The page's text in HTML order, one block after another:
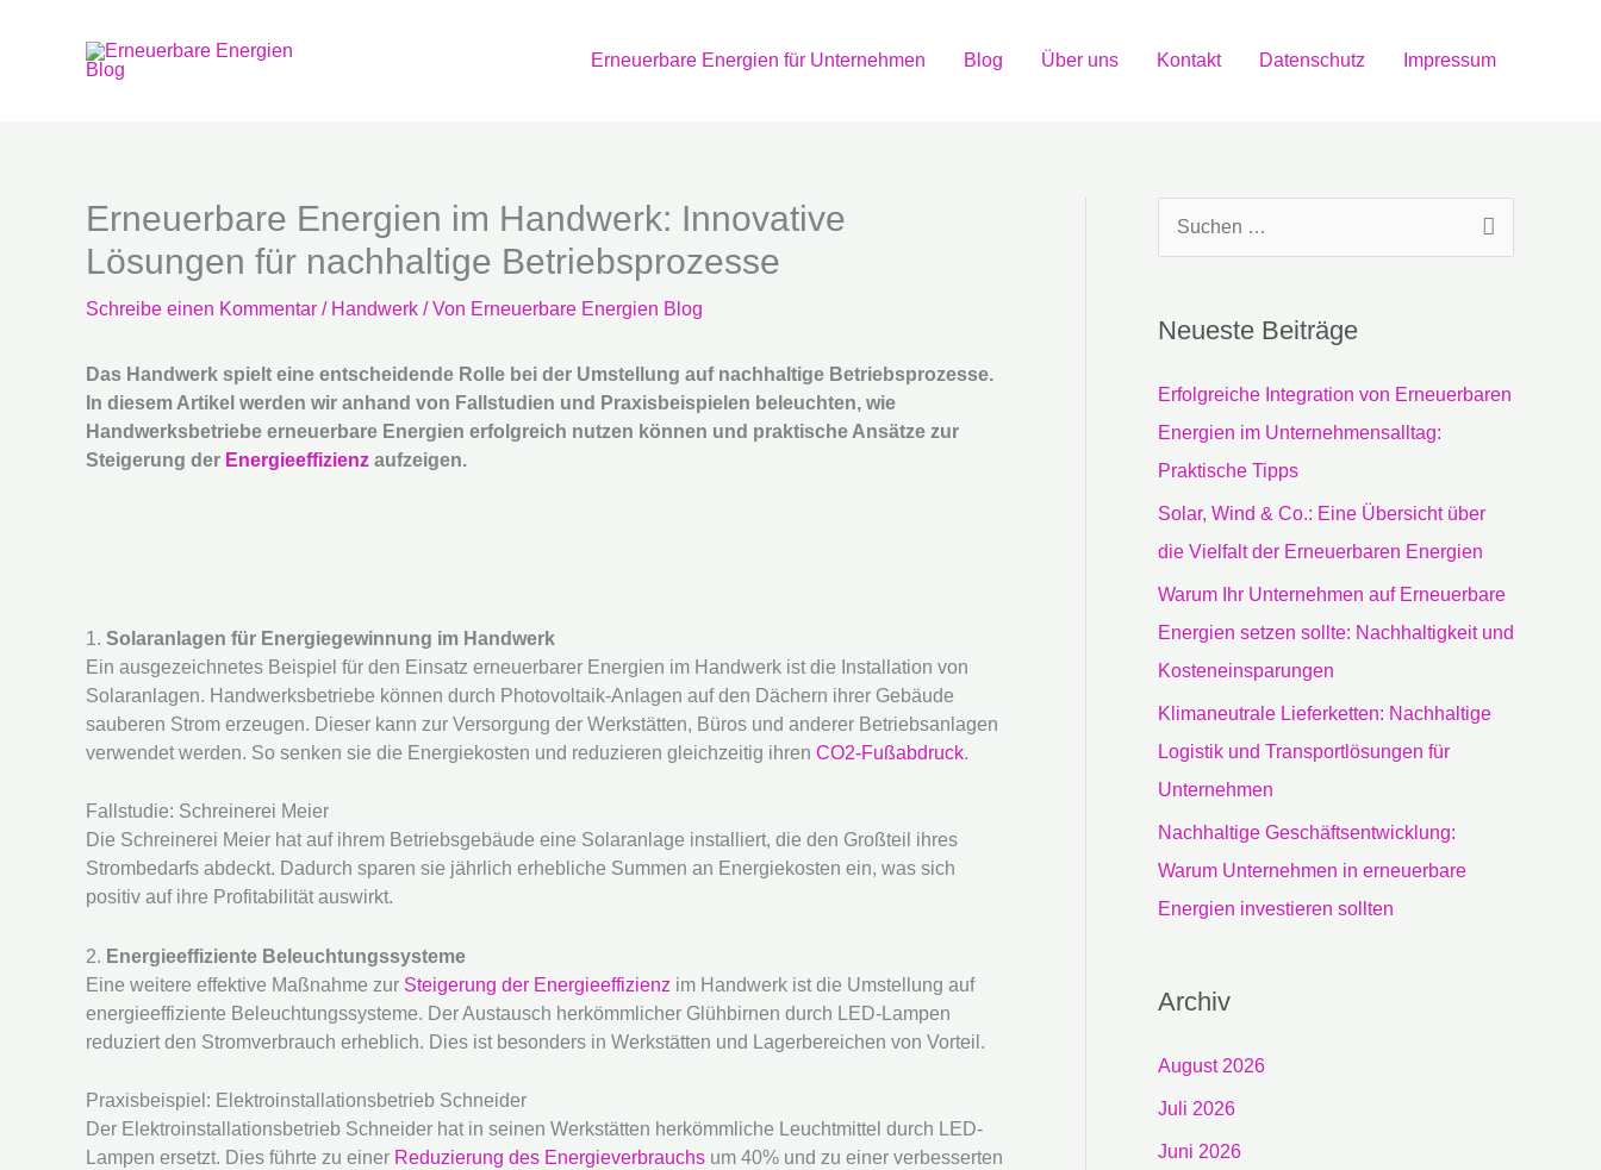
Erneuerbare Energien für Unternehmen Blog Über uns Kontakt Datenschutz Impressum
Erneuerbare Energien im Handwerk: Innovative
Lösungen für nachhaltige Betriebsprozesse
Schreibe einen Kommentar / Handwerk / Von Erneuerbare Energien Blog
Das Handwerk spielt eine entscheidende Rolle bei der Umstellung auf nachhaltige Betriebsprozesse.
In diesem Artikel werden wir anhand von Fallstudien und Praxisbeispielen beleuchten, wie
Handwerksbetriebe erneuerbare Energien erfolgreich nutzen können und praktische Ansätze zur
Steigerung der Energieeffizienz aufzeigen.
1. Solaranlagen für Energiegewinnung im Handwerk
Ein ausgezeichnetes Beispiel für den Einsatz erneuerbarer Energien im Handwerk ist die Installation von
Solaranlagen. Handwerksbetriebe können durch Photovoltaik-Anlagen auf den Dächern ihrer Gebäude
sauberen Strom erzeugen. Dieser kann zur Versorgung der Werkstätten, Büros und anderer Betriebsanlagen
verwendet werden. So senken sie die Energiekosten und reduzieren gleichzeitig ihren CO2-Fußabdruck.
Fallstudie: Schreinerei Meier
Die Schreinerei Meier hat auf ihrem Betriebsgebäude eine Solaranlage installiert, die den Großteil ihres
Strombedarfs abdeckt. Dadurch sparen sie jährlich erhebliche Summen an Energiekosten ein, was sich
positiv auf ihre Profitabilität auswirkt.
2. Energieeffiziente Beleuchtungssysteme
Eine weitere effektive Maßnahme zur Steigerung der Energieeffizienz im Handwerk ist die Umstellung auf
energieeffiziente Beleuchtungssysteme. Der Austausch herkömmlicher Glühbirnen durch LED-Lampen
reduziert den Stromverbrauch erheblich. Dies ist besonders in Werkstätten und Lagerbereichen von Vorteil.
Praxisbeispiel: Elektroinstallationsbetrieb Schneider
Der Elektroinstallationsbetrieb Schneider hat in seinen Werkstätten herkömmliche Leuchtmittel durch LED-
Lampen ersetzt. Dies führte zu einer Reduzierung des Energieverbrauchs um 40% und zu einer verbesserten
e
n
n
Neueste Beiträge
Erfolgreiche Integration von Erneuerbaren
Energien im Unternehmensalltag:
Praktische Tipps
Solar, Wind & Co.: Eine Übersicht über
die Vielfalt der Erneuerbaren Energien
Warum Ihr Unternehmen auf Erneuerbare
Energien setzen sollte: Nachhaltigkeit und
Kosteneinsparungen
Klimaneutrale Lieferketten: Nachhaltige
Logistik und Transportlösungen für
Unternehmen
Nachhaltige Geschäftsentwicklung:
Warum Unternehmen in erneuerbare
Energien investieren sollten
Archiv
August 2026
Juli 2026
Juni 2026